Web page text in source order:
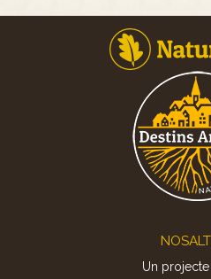
Un